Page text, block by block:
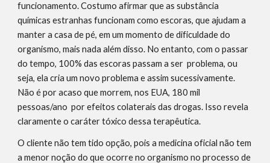
funcionamento. Costumo afirmar que as substância
químicas estranhas funcionam como escoras, que ajudam a
manter a casa de pé, em um momento de dificuldade do
organismo, mais nada além disso. No entanto, com o passar
do tempo, 100% das escoras passam a ser problema, ou
seja, ela cria um novo problema e assim sucessivamente.
Não é por acaso que morrem, nos EUA, 180 mil
pessoas/ano por efeitos colaterais das drogas. Isso revela
claramente o caráter tóxico dessa terapêutica.
O cliente não tem tido opção, pois a medicina oficial não tem
a menor noção do que ocorre no organismo no processo de